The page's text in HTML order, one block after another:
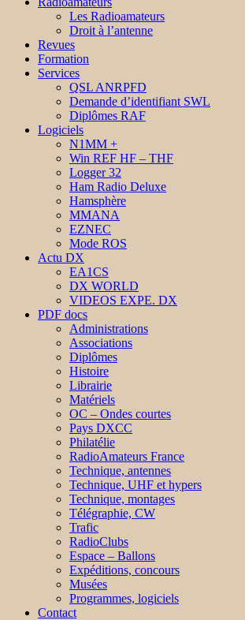
Les Radioamateurs
Droit à l’antenne
Revues
Formation
Services
QSL ANRPFD
Demande d’identifiant SWL
Diplômes RAF
Logiciels
N1MM +
Win REF HF – THF
Logger 32
Ham Radio Deluxe
Hamsphère
MMANA
EZNEC
Mode ROS
Actu DX
EA1CS
DX WORLD
VIDEOS EXPE. DX
PDF docs
Administrations
Associations
Diplômes
Histoire
Librairie
Matériels
OC – Ondes courtes
Pays DXCC
Philatélie
RadioAmateurs France
Technique, antennes
Technique, UHF et hypers
Technique, montages
Télégraphie, CW
Trafic
RadioClubs
Espace – Ballons
Expéditions, concours
Musées
Programmes, logiciels
Contact